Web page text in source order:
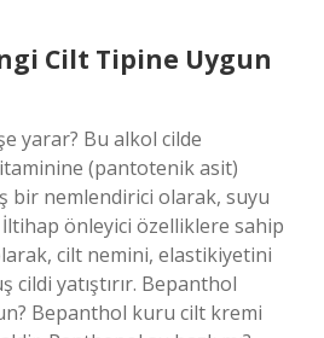
Cilt Tipine Uygun
yarar? Bu alkol cilde
(pantotenik asit)
bir nemlendirici olarak, suyu
önleyici özelliklere sahip
cilt nemini, elastikiyetini
cildi yatıştırır. Bepanthol
Bepanthol kuru cilt kremi